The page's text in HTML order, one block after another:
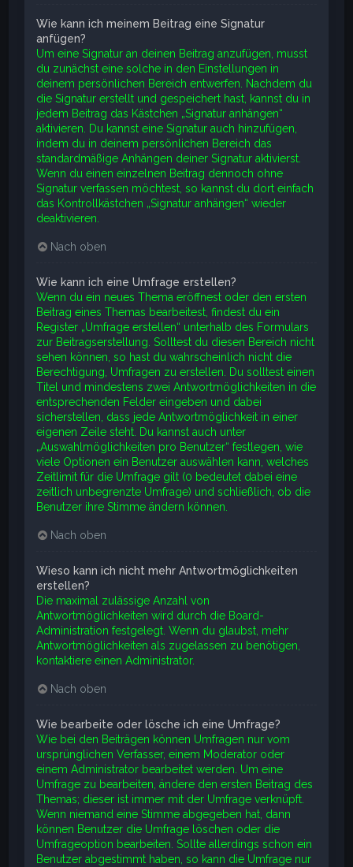
Wie kann ich meinem Beitrag eine Signatur
anfügen?
Um eine Signatur an deinen Beitrag anzufügen, musst
du zunächst eine solche in den Einstellungen in
deinem persönlichen Bereich entwerfen. Nachdem du
die Signatur erstellt und gespeichert hast, kannst du in
jedem Beitrag das Kästchen „Signatur anhängen“
aktivieren. Du kannst eine Signatur auch hinzufügen,
indem du in deinem persönlichen Bereich das
standardmäßige Anhängen deiner Signatur aktivierst.
Wenn du einen einzelnen Beitrag dennoch ohne
Signatur verfassen möchtest, so kannst du dort einfach
das Kontrollkästchen „Signatur anhängen“ wieder
deaktivieren.
Nach oben
Wie kann ich eine Umfrage erstellen?
Wenn du ein neues Thema eröffnest oder den ersten
Beitrag eines Themas bearbeitest, findest du ein
Register „Umfrage erstellen“ unterhalb des Formulars
zur Beitragserstellung. Solltest du diesen Bereich nicht
sehen können, so hast du wahrscheinlich nicht die
Berechtigung, Umfragen zu erstellen. Du solltest einen
Titel und mindestens zwei Antwortmöglichkeiten in die
entsprechenden Felder eingeben und dabei
sicherstellen, dass jede Antwortmöglichkeit in einer
eigenen Zeile steht. Du kannst auch unter
„Auswahlmöglichkeiten pro Benutzer“ festlegen, wie
viele Optionen ein Benutzer auswählen kann, welches
Zeitlimit für die Umfrage gilt (0 bedeutet dabei eine
zeitlich unbegrenzte Umfrage) und schließlich, ob die
Benutzer ihre Stimme ändern können.
Nach oben
Wieso kann ich nicht mehr Antwortmöglichkeiten
erstellen?
Die maximal zulässige Anzahl von
Antwortmöglichkeiten wird durch die Board-
Administration festgelegt. Wenn du glaubst, mehr
Antwortmöglichkeiten als zugelassen zu benötigen,
kontaktiere einen Administrator.
Nach oben
Wie bearbeite oder lösche ich eine Umfrage?
Wie bei den Beiträgen können Umfragen nur vom
ursprünglichen Verfasser, einem Moderator oder
einem Administrator bearbeitet werden. Um eine
Umfrage zu bearbeiten, ändere den ersten Beitrag des
Themas; dieser ist immer mit der Umfrage verknüpft.
Wenn niemand eine Stimme abgegeben hat, dann
können Benutzer die Umfrage löschen oder die
Umfrageoption bearbeiten. Sollte allerdings schon ein
Benutzer abgestimmt haben, so kann die Umfrage nur